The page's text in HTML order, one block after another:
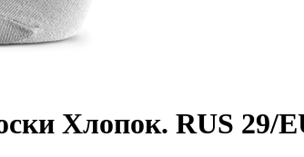
Хлопок. RUS 29/